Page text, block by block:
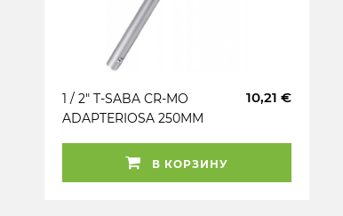
1 / 2" T-SABA CR-MO
ADAPTERIOSA 250MM
10,21 €
В КОРЗИНУ